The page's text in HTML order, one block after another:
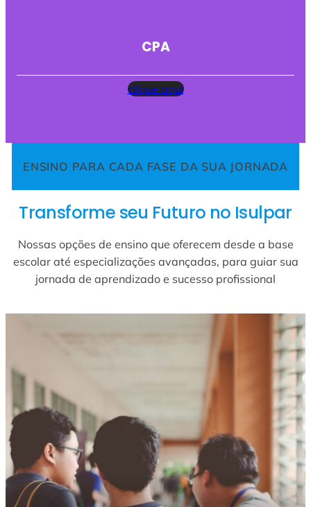
CPA
clique aqui
ENSINO PARA CADA FASE DA SUA JORNADA
Transforme seu Futuro no Isulpar
Nossas opções de ensino que oferecem desde a base
escolar até especializações avançadas, para guiar sua
jornada de aprendizado e sucesso profissional